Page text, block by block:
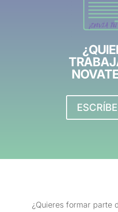
¿Quieres formar parte